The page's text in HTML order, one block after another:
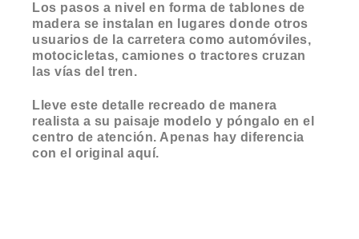
Los pasos a nivel en forma de tablones de
madera se instalan en lugares donde otros
usuarios de la carretera como automóviles,
motocicletas, camiones o tractores cruzan
las vías del tren.
Lleve este detalle recreado de manera
realista a su paisaje modelo y póngalo en el
centro de atención. Apenas hay diferencia
con el original aquí.